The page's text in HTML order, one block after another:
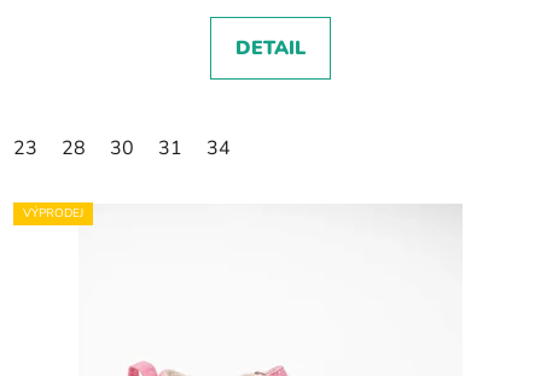
DETAIL
23 28 30 31 34
VÝPRODEJ